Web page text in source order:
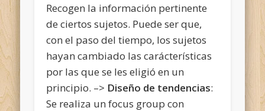
Recogen la información pertinente
de ciertos sujetos. Puede ser que,
con el paso del tiempo, los sujetos
hayan cambiado las carácterísticas
por las que se les eligió en un
principio. –> Diseño de tendencias:
Se realiza un focus group con